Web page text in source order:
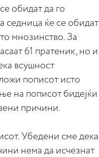
обидат да го
седница ќе се обидат
мнозинство. За
61 пратеник, но и
всушност
пописот исто
на пописот бидејќи
причини.
Убедени сме дека
нема да исчезнат